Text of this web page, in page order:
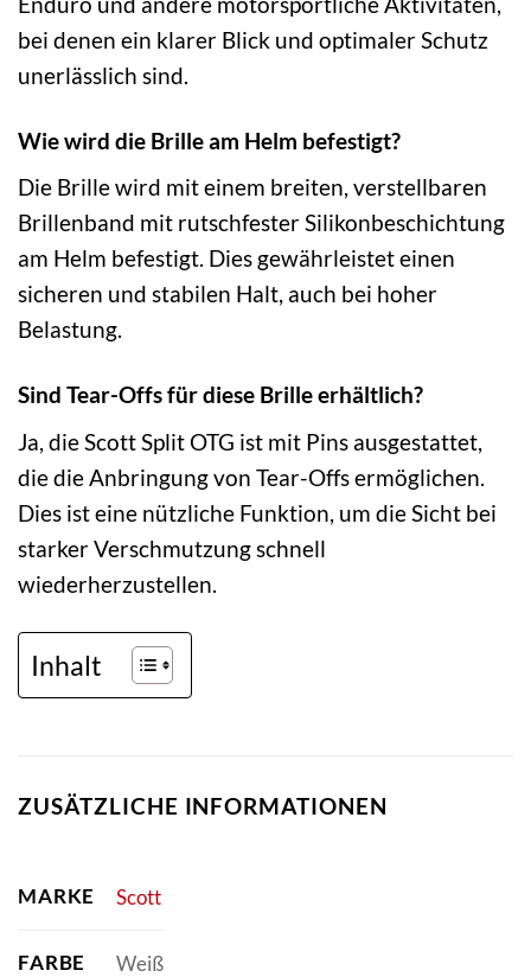
bei denen ein klarer Blick und optimaler Schutz
unerlässlich sind.
Wie wird die Brille am Helm befestigt?
Die Brille wird mit einem breiten, verstellbaren
Brillenband mit rutschfester Silikonbeschichtung
am Helm befestigt. Dies gewährleistet einen
sicheren und stabilen Halt, auch bei hoher
Belastung.
Sind Tear-Offs für diese Brille erhältlich?
Ja, die Scott Split OTG ist mit Pins ausgestattet,
die die Anbringung von Tear-Offs ermöglichen.
Dies ist eine nützliche Funktion, um die Sicht bei
starker Verschmutzung schnell
wiederherzustellen.
Inhalt
ZUSÄTZLICHE INFORMATIONEN
MARKE Scott
FARBE Weiß